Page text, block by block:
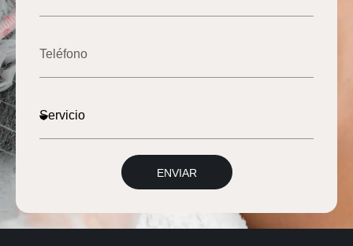
ENVIAR